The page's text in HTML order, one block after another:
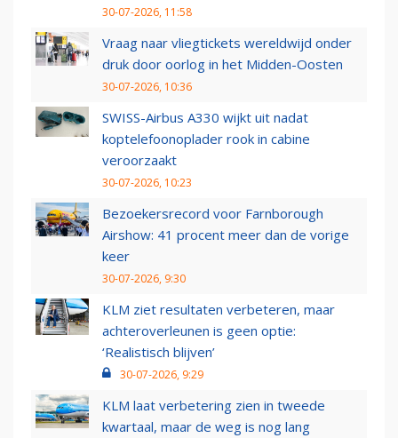
30-07-2026, 11:58
Vraag naar vliegtickets wereldwijd onder
druk door oorlog in het Midden-Oosten
30-07-2026, 10:36
SWISS-Airbus A330 wijkt uit nadat
koptelefoonoplader rook in cabine
veroorzaakt
30-07-2026, 10:23
Bezoekersrecord voor Farnborough
Airshow: 41 procent meer dan de vorige
keer
30-07-2026, 9:30
KLM ziet resultaten verbeteren, maar
achteroverleunen is geen optie:
‘Realistisch blijven’
30-07-2026, 9:29
KLM laat verbetering zien in tweede
kwartaal, maar de weg is nog lang